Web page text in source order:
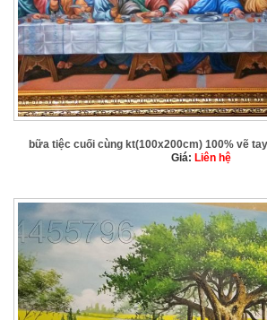
bữa tiệc cuối cùng kt(100x200cm) 100% vẽ
Giá: Liên hệ